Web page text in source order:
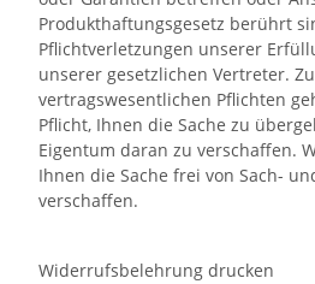
Produkthaftungsgesetz berührt
Pflichtverletzungen unserer
unserer gesetzlichen Vertreter.
vertragswesentlichen Pflichten
Pflicht, Ihnen die Sache zu
Eigentum daran zu verschaffen.
Ihnen die Sache frei von Sach-
verschaffen.
Widerrufsbelehrung drucken